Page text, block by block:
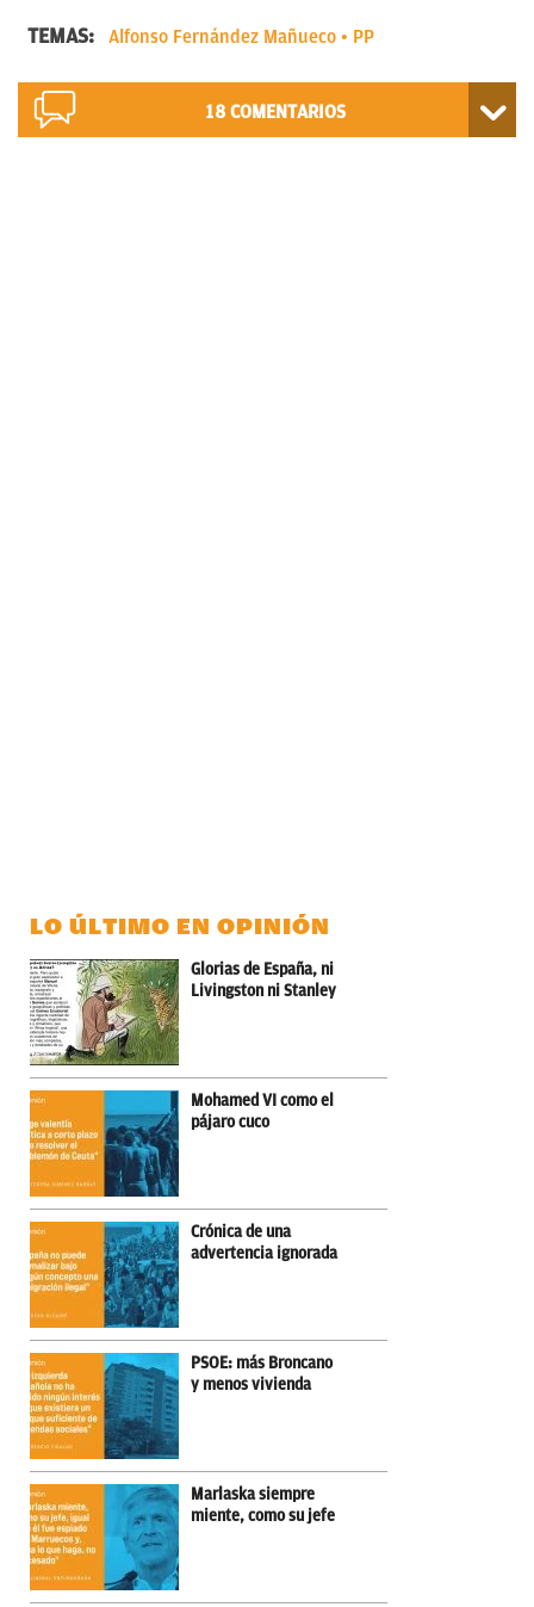
TEMAS: Alfonso Fernández Mañueco PP
18 COMENTARIOS
LO ÚLTIMO EN OPINIÓN
Glorias de España, ni
Livingston ni Stanley
Mohamed VI como el
pájaro cuco
Crónica de una
advertencia ignorada
PSOE: más Broncano
y menos vivienda
Marlaska siempre
miente, como su jefe